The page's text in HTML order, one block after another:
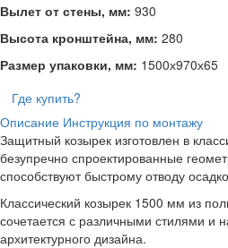
Вылет от стены, мм: 930
Высота кронштейна, мм: 280
Размер упаковки, мм: 1500х970х65
Где купить?
Описание Инструкция по монтажу
Защитный козырек изготовлен в
безупречно спроектированные
способствуют быстрому отводу
Классический козырек 1500 мм из
сочетается с различными стилями и
архитектурного дизайна.